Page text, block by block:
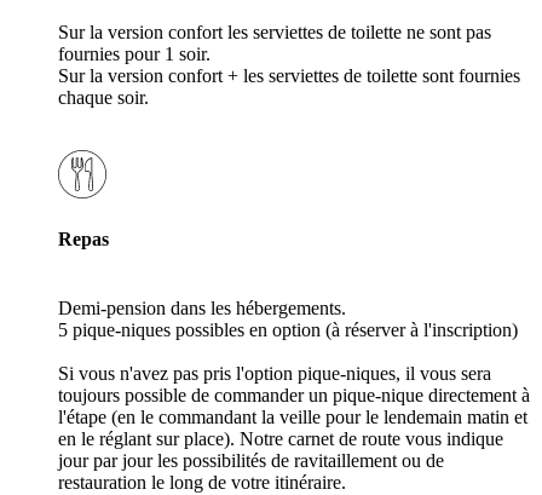
Sur la version confort les serviettes de toilette ne sont pas
fournies pour 1 soir.
Sur la version confort + les serviettes de toilette sont fournies
chaque soir.
Repas
Demi-pension dans les hébergements.
5 pique-niques possibles en option (à réserver à l'inscription)
Si vous n'avez pas pris l'option pique-niques, il vous sera
toujours possible de commander un pique-nique directement à
l'étape (en le commandant la veille pour le lendemain matin et
en le réglant sur place). Notre carnet de route vous indique
jour par jour les possibilités de ravitaillement ou de
restauration le long de votre itinéraire.